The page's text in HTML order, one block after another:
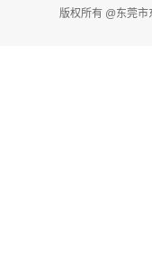
版权所有 @东莞